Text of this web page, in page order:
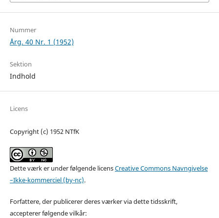
Nummer
Årg. 40 Nr. 1 (1952)
Sektion
Indhold
Licens
Copyright (c) 1952 NTfK
Dette værk er under følgende licensCreative Commons Navngivelse
–Ikke-kommerciel (by-nc).
Forfattere, der publicerer deres værker via dette tidsskrift,
accepterer følgende vilkår: